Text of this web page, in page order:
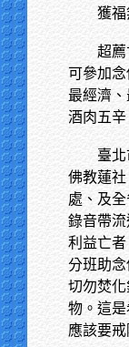
獲
超
可參加念
最經濟
酒肉五辛
臺
佛教蓮
處、及
錄音帶
利益亡者
分班助念
切勿焚
物。這是
應該要